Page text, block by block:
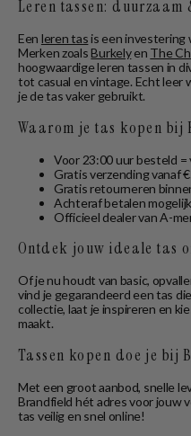
Leren tassen:
Een leren tasis een investering
Merken zoalsBurkelyen The
hoogwaardige leren tassen in
tot casual en vintage. Echt leer
je de tas vaker gebruikt.
Waarom je tas kopen bij
Voor 23:00 uur besteld =
Gratis verzending vanaf
Gratis retourneren
Achteraf betalen
Officieel dealer van A-
Ontdek jouw ideale tas
Of je nu houdt van basic,
vind je gegarandeerd een tas
collectie, laat je inspireren en
maakt.
Tassen kopen doe je bij
Met een groot aanbod, snelle
Brandfield hét adres voor jouw
tas veilig en snel online!